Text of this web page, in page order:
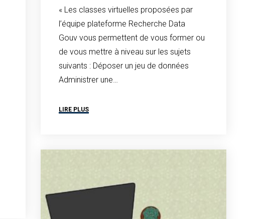
« Les classes virtuelles proposées par
l’équipe plateforme Recherche Data
Gouv vous permettent de vous former ou
de vous mettre à niveau sur les sujets
suivants : Déposer un jeu de données
Administrer une…
LIRE PLUS